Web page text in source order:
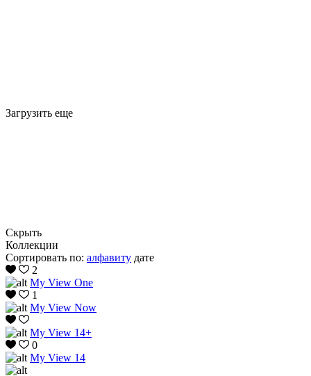
Загрузить еще
Скрыть
Коллекции
Сортировать по: алфавиту дате
2
My View One
1
My View Now
My View 14+
0
My View 14